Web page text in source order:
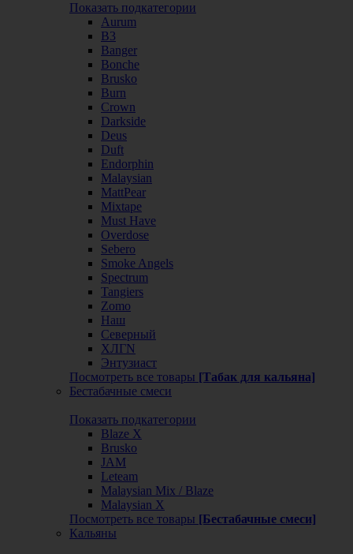
Показать подкатегории
Aurum
B3
Banger
Bonche
Brusko
Burn
Crown
Darkside
Deus
Duft
Endorphin
Malaysian
MattPear
Mixtape
Must Have
Overdose
Sebero
Smoke Angels
Spectrum
Tangiers
Zomo
Наш
Северный
ХЛГN
Энтузиаст
Посмотреть все товары [Табак для кальяна]
Бестабачные смеси
Показать подкатегории
Blaze X
Brusko
JAM
Leteam
Malaysian Mix / Blaze
Malaysian X
Посмотреть все товары [Бестабачные смеси]
Кальяны